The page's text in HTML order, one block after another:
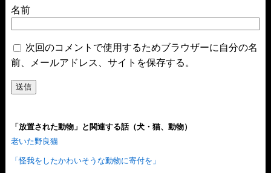
名前
次回のコメントで使用するためブラウザーに自分の名
前、メールアドレス、サイトを保存する。
「放置された動物」と関連する話（犬・猫、動物）
老いた野良猫
「怪我をしたかわいそうな動物に寄付を」